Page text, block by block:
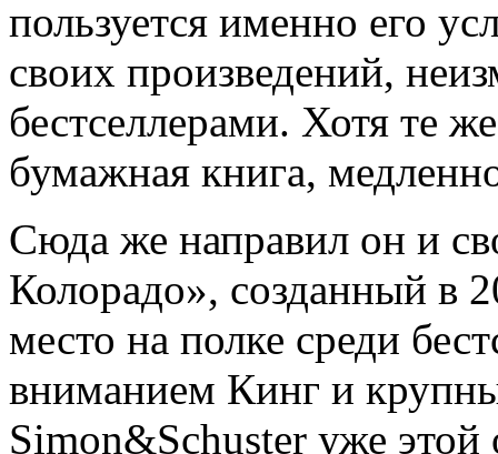
пользуется именно его
своих произведений,
бестселлерами. Хотя те
бумажная книга,
Сюда же направил он и
Колорадо», созданный в
место на полке среди
вниманием Кинг и
Simon&Schuster уже этой